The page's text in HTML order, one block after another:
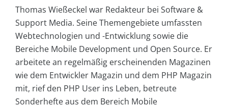
Thomas Wießeckel war Redakteur bei Software &
Support Media. Seine Themengebiete umfassten
Webtechnologien und -Entwicklung sowie die
Bereiche Mobile Development und Open Source. Er
arbeitete an regelmäßig erscheinenden Magazinen
wie dem Entwickler Magazin und dem PHP Magazin
mit, rief den PHP User ins Leben, betreute
Sonderhefte aus dem Bereich Mobile